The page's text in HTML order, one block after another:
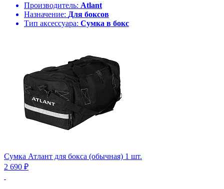
Производитель: Atlant
Назначение: Для боксов
Тип аксессуара: Сумка в бокс
Сумка Атлант для бокса (обычная) 1 шт.
2 690 ₽